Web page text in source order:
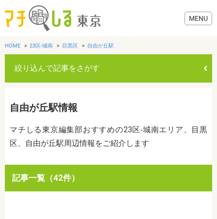
歯医者・病院
おでかけ
HOME 23区-城南 目黒区 自由が丘駅
絞り込んで記事をさがす
カテゴリを選ぶ
すべて グルメ 美容・健康 歯医者・病院 おでかけ
自由が丘駅情報
マチしる東京編集部おすすめの23区-城南エリア、目黒
区、自由が丘駅周辺情報をご紹介します
記事一覧（42件）